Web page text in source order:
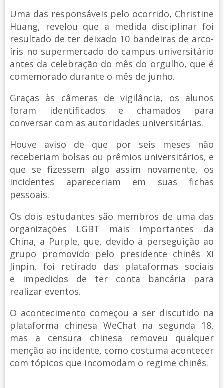
Uma das responsáveis pelo ocorrido, Christine
Huang, revelou que a medida disciplinar foi
resultado de ter deixado 10 bandeiras de arco-
íris no supermercado do campus universitário
antes da celebração do mês do orgulho, que é
comemorado durante o mês de junho.
Graças às câmeras de vigilância, os alunos
foram identificados e chamados para
conversar com as autoridades universitárias.
Houve aviso de que por seis meses não
receberiam bolsas ou prêmios universitários, e
que se fizessem algo assim novamente, os
incidentes apareceriam em suas fichas
pessoais.
Os dois estudantes são membros de uma das
organizações LGBT mais importantes da
China, a Purple, que, devido à perseguição ao
grupo promovido pelo presidente chinês Xi
Jinpin, foi retirado das plataformas sociais
e impedidos de ter conta bancária para
realizar eventos.
O acontecimento começou a ser discutido na
plataforma chinesa WeChat na segunda 18,
mas a censura chinesa removeu qualquer
menção ao incidente, como costuma acontecer
com tópicos que incomodam o regime chinês.